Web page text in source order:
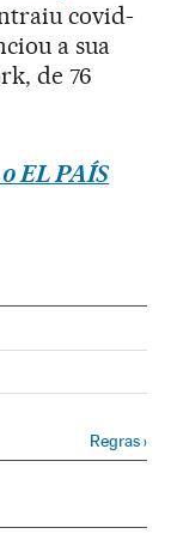
covid-
a sua
de 76
EL PAÍS
Regras›